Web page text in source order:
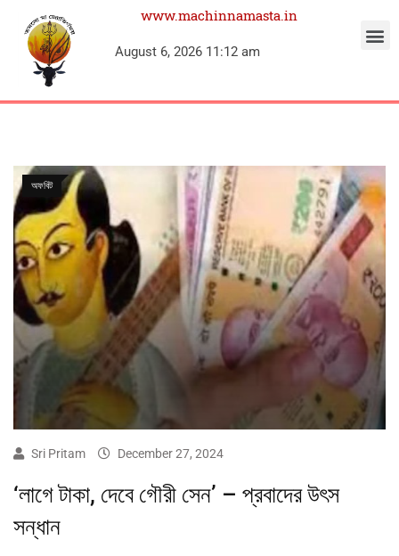
www.machinnamasta.in
August 6, 2026 11:12 am
অফবিট
Sri Pritam December 27, 2024
‘লাগে টাকা, দেবে গৌরী সেন’ – প্রবাদের উৎস
সন্ধান